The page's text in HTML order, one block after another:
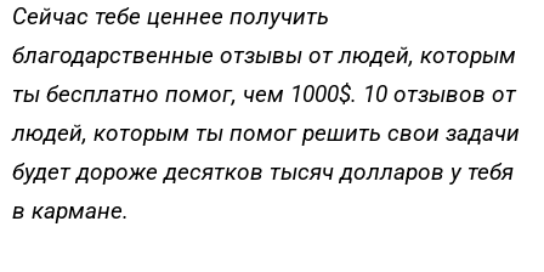
Сейчас тебе ценнее получить
благодарственные отзывы от людей, которым
ты бесплатно помог, чем 1000$. 10 отзывов от
людей, которым ты помог решить свои задачи
будет дороже десятков тысяч долларов у тебя
в кармане.